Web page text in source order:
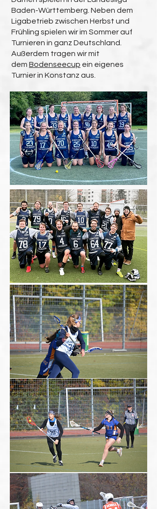
Baden-Württemberg. Neben dem
Ligabetrieb zwischen Herbst und
Frühling spielen wir im Sommer auf
Turnieren in ganz Deutschland.
Außerdem tragen wir mit
dem Bodenseecup ein eigenes
Turnier in Konstanz aus.